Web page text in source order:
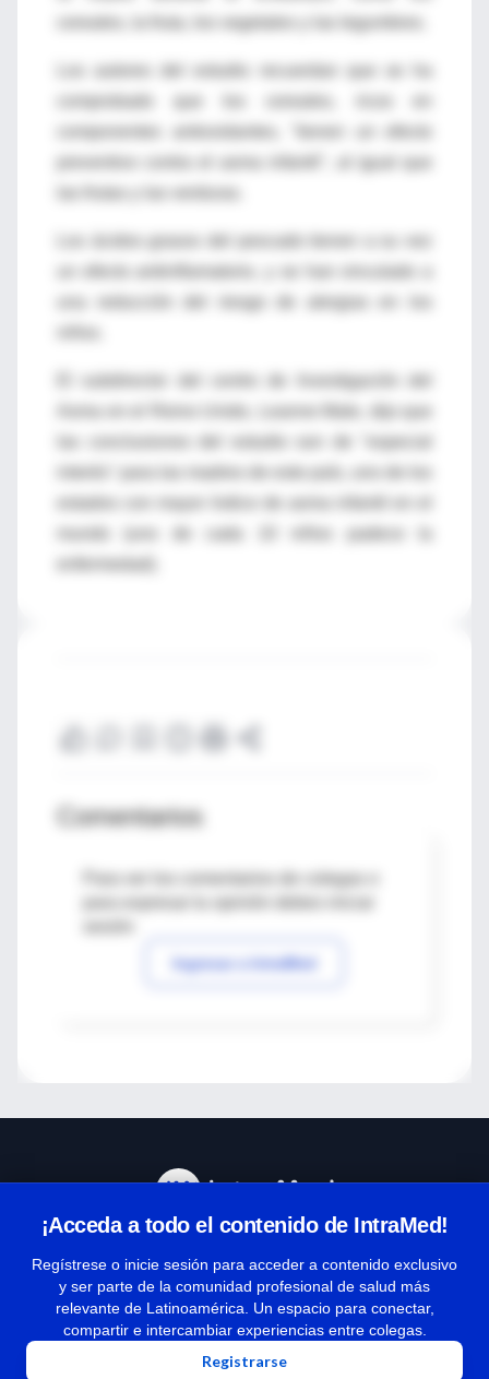
cereales, la fruta, los vegetales y las legumbres.
preventivo contra el asma infantil", al igual que
una reducción del riesgo de alergias en los
El subdirector del centro de Investigación del
estados con mayor índice de asma infantil en el
Comentarios
Para ver los comentarios de colegas o
Ingresar a IntraMed
¡Acceda a todo el contenido de IntraMed!
Regístrese o inicie sesión para acceder a contenido exclusivo
y ser parte de la comunidad profesional de salud más
relevante de Latinoamérica. Un espacio para conectar,
compartir e intercambiar experiencias entre colegas.
Registrarse
Términos y condiciones
| Políticas de privacidad
| Todos los derechos reservados | Copyright 1997-2026